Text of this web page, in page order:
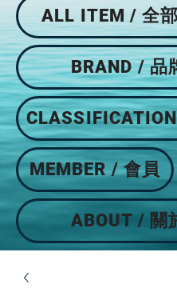
ALL ITEM / 全
BRAND / 品
MEMBER / 會員
ABOUT / 關